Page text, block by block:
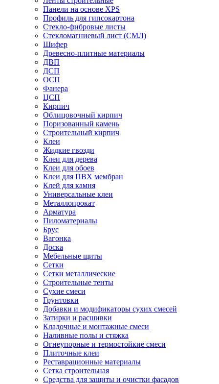
Панели на основе XPS
Профиль для гипсокартона
Стекло-фибровые листы
Стекломагниевый лист (СМЛ)
Шифер
Древесно-плитные материалы
ДВП
ДСП
ОСП
Фанера
ЦСП
Кирпич
Облицовочный кирпич
Поризованный камень
Строительный кирпич
Клеи
Жидкие гвозди
Клеи для дерева
Клеи для обоев
Клеи для ПВХ мембран
Клей для камня
Универсальные клеи
Металлопрокат
Арматура
Пиломатериалы
Брус
Вагонка
Доска
Мебельные щиты
Сетки
Сетки металлические
Строительные тенты
Сухие смеси
Грунтовки
Добавки и модификаторы сухих смесей
Затирки и расшивки
Кладочные и монтажные смеси
Наливные полы и стяжка
Огнеупорные и термостойкие смеси
Плиточные клеи
Реставрационные материалы
Сетка строительная
Средства для защиты и очистки фасадов